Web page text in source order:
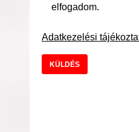
elfogadom.
Adatkezelési